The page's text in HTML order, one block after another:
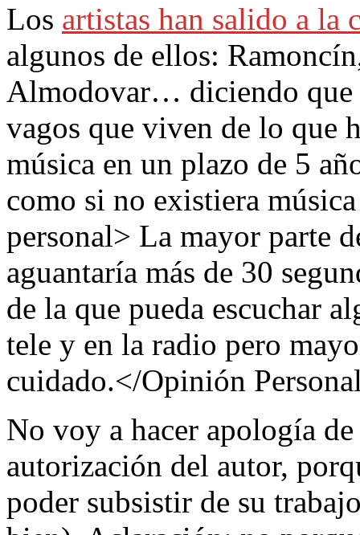
Los artistas han salido a la
algunos de ellos:
Almodovar… diciendo que
vagos que viven de lo que
música en un plazo de 5
como si no existiera
personal> La mayor parte
aguantaría más de 30
de la que pueda escuchar
tele y en la radio pero
cuidado.</Opinión
No voy a hacer apología
autorización del autor,
poder subsistir de su